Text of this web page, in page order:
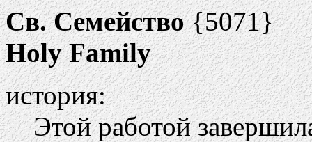
Св. Семейство{5071}
Holy Family
история:
Этой работой